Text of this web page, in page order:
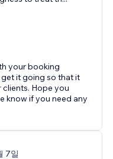
your booking
it going so that it
Hope you
know if you need any
7일